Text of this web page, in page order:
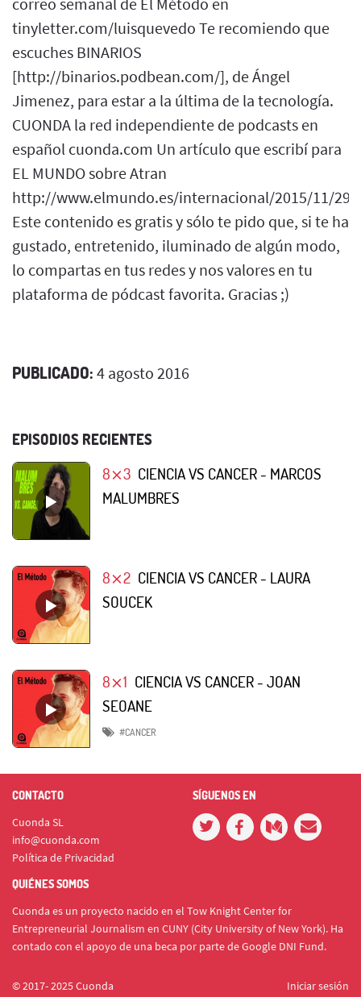
tinyletter.com/luisquevedo Te recomiendo que
escuches BINARIOS
[http://binarios.podbean.com/], de Ángel
Jimenez, para estar a la última de la tecnología.
CUONDA la red independiente de podcasts en
español cuonda.com Un artículo que escribí para
EL MUNDO sobre Atran
http://www.elmundo.es/internacional/2015/11/29/
Este contenido es gratis y sólo te pido que, si te ha
gustado, entretenido, iluminado de algún modo,
lo compartas en tus redes y nos valores en tu
plataforma de pódcast favorita. Gracias ;)
PUBLICADO: 4 agosto 2016
EPISODIOS RECIENTES
8⨯3 CIENCIA VS CANCER - MARCOS
MALUMBRES
8⨯2 CIENCIA VS CANCER - LAURA
SOUCEK
8⨯1 CIENCIA VS CANCER - JOAN
SEOANE
#CANCER
CONTACTO
Cuonda SL
info@cuonda.com
Política de Privacidad
SÍGUENOS EN
QUIÉNES SOMOS
Cuonda es un proyecto nacido en el Tow Knight Center for
Entrepreneurial Journalism en CUNY (City University of New York). Ha
contado con el apoyo de una beca por parte de Google DNI Fund.
© 2017- 2025 Cuonda Iniciar sesión